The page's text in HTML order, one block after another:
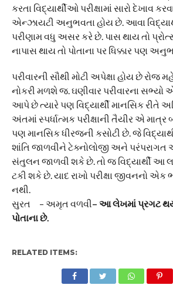
કરતા વિદ્યાર્થીઓ પરીક્ષામાં સારો દેખાવ
એન્ઝાયટી અનુભવતા હોય છે. આવા
પરીણામ વધુ અસર કરે છે. પાસ થાય તો
નાપાસ થાય તો પોતાના પર ધિક્કાર પણ
પરીવારની સૌથી મોટી અપેક્ષા હોય છે રોજ
નોકરી મળશે જ. ઘણીવાર પરીવારના
આપે છે ત્યારે પણ વિદ્યાર્થી માનસિક રીતે
અંતમાં સ્પર્ધાત્મક પરીક્ષાની તૈયીર એ માત્ર
પણ માનસિક ધીરજની કસોટી છે. જે
શાંતિ જાળવીને ટેક્નોલોજી અને
સંતુલન જાળવી શકે છે. તો જ વિદ્યાર્થી આ
ટકી શકે છે. યાદ રાખો પરીક્ષા જીવનનો
નથી.
સુરત – અમૃત વળવી– આ લેખમાં પ્રગટ
પોતાના છે.
RELATED ITEMS: